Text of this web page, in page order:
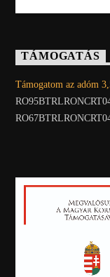
TÁMOGATÁS
Támogatom az adóm